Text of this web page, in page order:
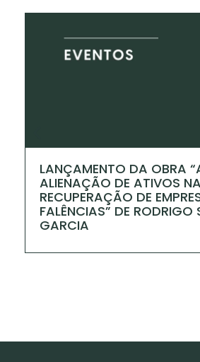
LANÇAMENTO DA OBRA
ALIENAÇÃO DE ATIVOS
RECUPERAÇÃO DE
FALÊNCIAS” DE RODRIGO
GARCIA